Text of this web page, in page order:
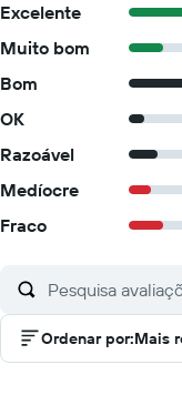
Excelente
Muito bom
Bom
OK
Razoável
Medíocre
Fraco
Ordenar por:Mais